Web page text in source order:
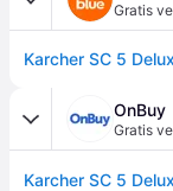
Gratis
Karcher SC 5
OnBuy
Gratis